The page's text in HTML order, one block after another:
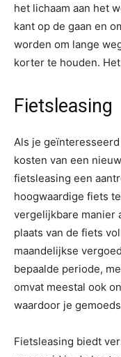
het lichaam aan het
kant op de gaan en
worden om lange
korter te houden.
Fietsleasing
Als je
kosten van een
fietsleasing een
hoogwaardige fiets
vergelijkbare manier
plaats van de fiets
maandelijkse
bepaalde periode,
omvat meestal ook
waardoor je
Fietsleasing biedt